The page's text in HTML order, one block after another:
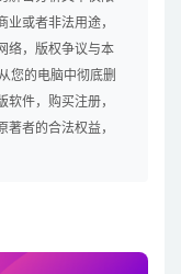
业或者非法用途，
络，版权争议与本
您的电脑中彻底删
软件，购买注册，
者的合法权益，